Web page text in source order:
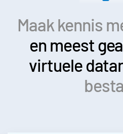
Maak kennis
en meest
virtuele